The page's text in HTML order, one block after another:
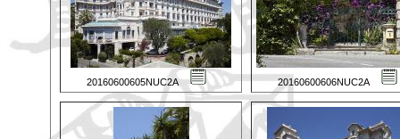
20160600605NUC2A 20160600606NUC2A